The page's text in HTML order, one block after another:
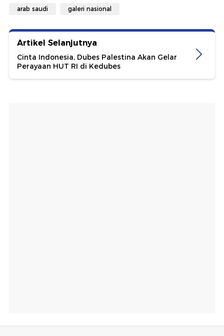
arab saudi galeri nasional
Artikel Selanjutnya
Cinta Indonesia, Dubes Palestina Akan Gelar
Perayaan HUT RI di Kedubes